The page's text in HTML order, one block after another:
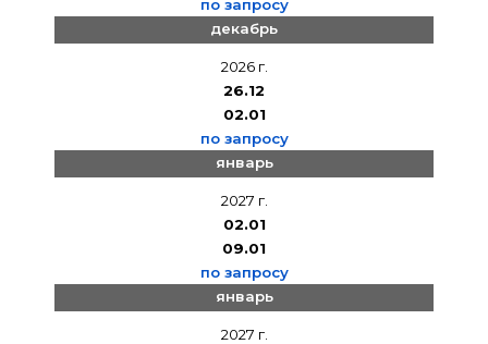
по запросу
декабрь
2026 г.
26.12
02.01
по запросу
январь
2027 г.
02.01
09.01
по запросу
январь
2027 г.